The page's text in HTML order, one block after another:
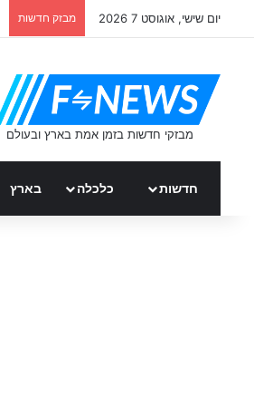
יום שישי, אוגוסט 7 2026 מבזק חדשות
חדשות כלכלה בארץ